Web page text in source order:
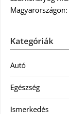
Kategóriák
Autó
Egészség
Ismerkedés